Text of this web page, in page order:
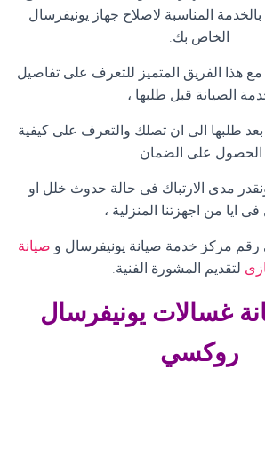
المناسبة لاصلاح جهاز يونيفرسال
الخاص بك
هذا الفريق المتميز للتعرف على تفاصيل
الصيانة قبل طلبها ،
طلبها الى ان تصلك والتعرف على كيفية
الحصول على الضمان
مدى الارتباك فى حالة حدوث خلل او
ايا من اجهزتنا المنزلية ،
رقم مركز خدمة صيانة يونيفرسال و صيانة
لتقديم المشورة الفنية
غسالات يونيفرسال
روكسي